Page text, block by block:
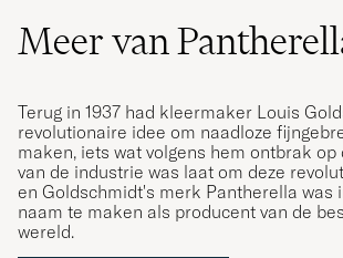
Meer van
Terug in 1937 had kleermaker Louis
revolutionaire idee om naadloze
maken, iets wat volgens hem ontbrak
van de industrie was laat om deze
en Goldschmidt's merk Pantherella was
naam te maken als producent van de
wereld.